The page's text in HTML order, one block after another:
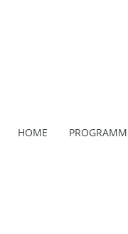
HOME PROGRAMM